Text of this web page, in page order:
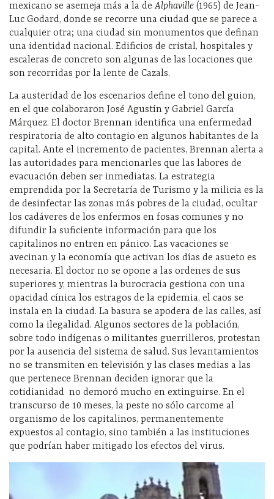
mexicano se asemeja más a la deAlphaville (1965) de Jean-
Luc Godard, donde se recorre una ciudad que se parece a
cualquier otra; una ciudad sin monumentos que definan
una identidad nacional. Edificios de cristal, hospitales y
escaleras de concreto son algunas de las locaciones que
son recorridas por la lente de Cazals.
La austeridad de los escenarios define el tono del guion,
en el que colaboraron José Agustín y Gabriel García
Márquez. El doctor Brennan identifica una enfermedad
respiratoria de alto contagio en algunos habitantes de la
capital. Ante el incremento de pacientes, Brennan alerta a
las autoridades para mencionarles que las labores de
evacuación deben ser inmediatas. La estrategia
emprendida por la Secretaría de Turismo y la milicia es la
de desinfectar las zonas más pobres de la ciudad, ocultar
los cadáveres de los enfermos en fosas comunes y no
difundir la suficiente información para que los
capitalinos no entren en pánico. Las vacaciones se
avecinan y la economía que activan los días de asueto es
necesaria. El doctor no se opone a las ordenes de sus
superiores y, mientras la burocracia gestiona con una
opacidad cínica los estragos de la epidemia, el caos se
instala en la ciudad. La basura se apodera de las calles, así
como la ilegalidad. Algunos sectores de la población,
sobre todo indígenas o militantes guerrilleros, protestan
por la ausencia del sistema de salud. Sus levantamientos
no se transmiten en televisión y las clases medias a las
que pertenece Brennan deciden ignorar que la
cotidianidad no demoró mucho en extinguirse. En el
transcurso de 10 meses, la peste no sólo carcome al
organismo de los capitalinos, permanentemente
expuestos al contagio, sino también a las instituciones
que podrían haber mitigado los efectos del virus.